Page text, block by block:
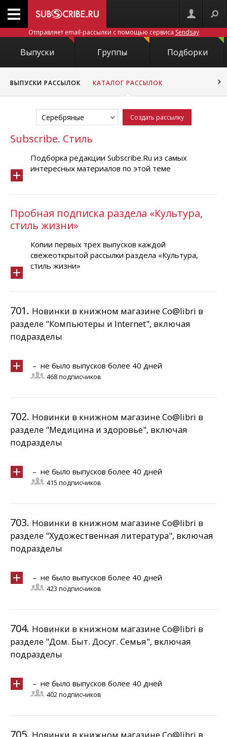
Отправляет email-рассылки с помощью сервиса Sendsay
Выпуски Группы Подборки
ВЫПУСКИ РАССЫЛОК КАТАЛОГ РАССЫЛОК
Серебряные Создать рассылку
Subscribe. Стиль
Подборка редакции Subscribe.Ru из самых
интересных материалов по этой теме
Пробная подписка раздела «Культура,
стиль жизни»
Копии первых трех выпусков каждой
свежеоткрытой рассылки раздела «Культура,
стиль жизни»
701. Новинки в книжном магазине Co@libri в
разделе "Компьютеры и Internet", включая
подразделы
– не было выпусков более 40 дней
468 подписчиков
702. Новинки в книжном магазине Co@libri в
разделе "Медицина и здоровье", включая
подразделы
– не было выпусков более 40 дней
415 подписчиков
703. Новинки в книжном магазине Co@libri в
разделе "Художественная литература", включая
подразделы
– не было выпусков более 40 дней
423 подписчиков
704. Новинки в книжном магазине Co@libri в
разделе "Дом. Быт. Досуг. Семья", включая
подразделы
– не было выпусков более 40 дней
402 подписчиков
705.